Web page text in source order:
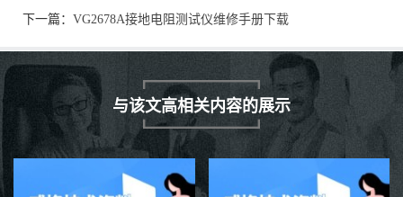
下一篇： VG2678A接地电阻测试仪维修手册下载
与该文高相关内容的展示